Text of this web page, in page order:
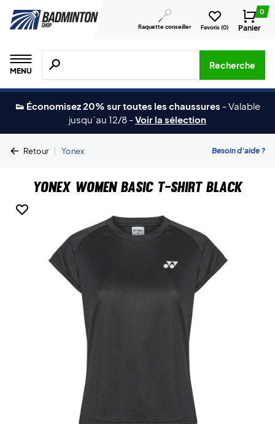
Raquette conseiller Favoris (0)
0
Panier
MENU
Recherche de produits, de marques, etc.
Recherche
👟 Économisez 20% sur toutes les chaussures -Valable
jusqu´au 12/8 -Voir la sélection
Retour | Yonex Besoin d'aide ?
Yonex Women Basic T-shirt Black